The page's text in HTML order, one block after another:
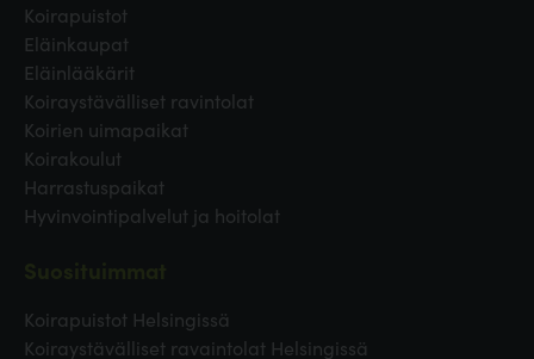
Koirapuistot
Eläinkaupat
Eläinlääkärit
Koiraystävälliset ravintolat
Koirien uimapaikat
Koirakoulut
Harrastuspaikat
Hyvinvointipalvelut ja hoitolat
Koirapuistot Helsingissä
Koiraystävälliset ravaintolat Helsingissä